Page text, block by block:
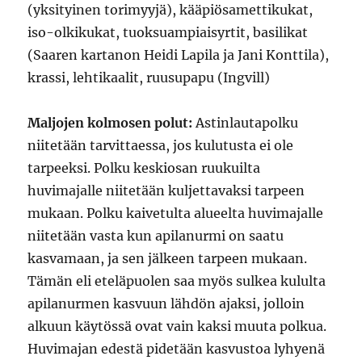
(yksityinen torimyyjä), kääpiösamettikukat,
iso-olkikukat, tuoksuampiaisyrtit, basilikat
(Saaren kartanon Heidi Lapila ja Jani Konttila),
krassi, lehtikaalit, ruusupapu (Ingvill)
Maljojen kolmosen polut: Astinlautapolku
niitetään tarvittaessa, jos kulutusta ei ole
tarpeeksi. Polku keskiosan ruukuilta
huvimajalle niitetään kuljettavaksi tarpeen
mukaan. Polku kaivetulta alueelta huvimajalle
niitetään vasta kun apilanurmi on saatu
kasvamaan, ja sen jälkeen tarpeen mukaan.
Tämän eli eteläpuolen saa myös sulkea kululta
apilanurmen kasvuun lähdön ajaksi, jolloin
alkuun käytössä ovat vain kaksi muuta polkua.
Huvimajan edestä pidetään kasvustoa lyhyenä